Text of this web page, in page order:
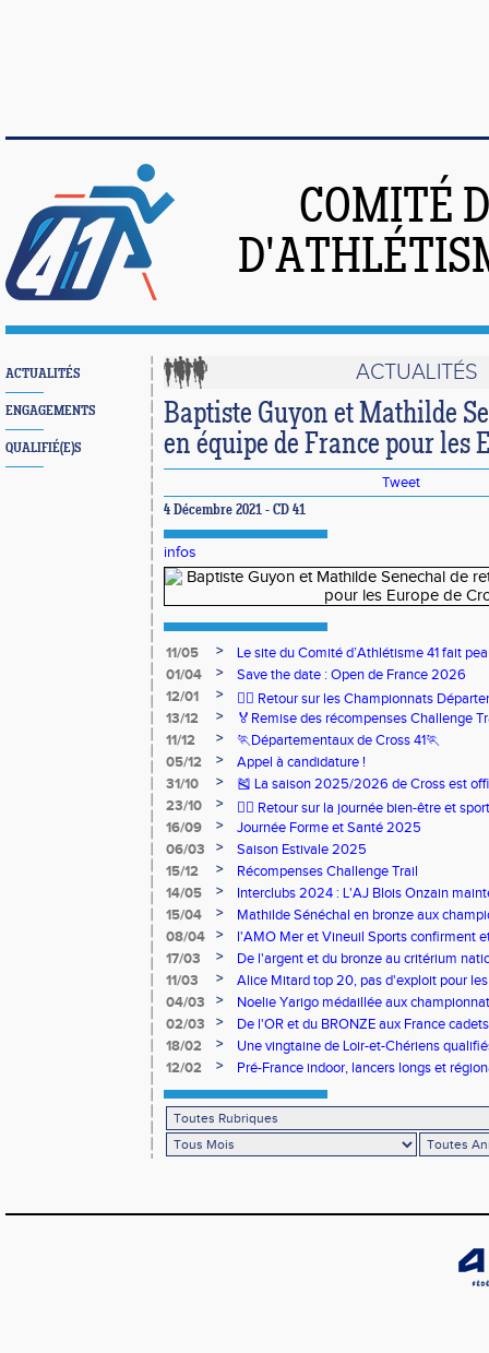
COMITÉ
ACTUALITÉS
ENGAGEMENTS
QUALIFIÉ(E)S
ACTUALITÉS
Baptiste Guyon et Mathilde
en équipe de France pour les
Tweet
4 Décembre 2021 - CD 41
infos
11/05 >
Le site du Comité d’Athlétisme 41 fait
01/04
>
Save the date : Open de France 2026
12/01
>
🏃‍♂️ Retour sur les Championnats
13/12
>
🏅Remise des récompenses Challenge
11/12
>
🏃Départementaux de Cross 41🏃
05/12
>
Appel à candidature !
31/10
>
🎽 La saison 2025/2026 de Cross est
23/10
>
🧘‍♀️ Retour sur la journée bien-être et
16/09
>
Journée Forme et Santé 2025
06/03
>
Saison Estivale 2025
15/12
>
Récompenses Challenge Trail
14/05
>
Interclubs 2024 : L'AJ Blois Onzain
Romorantin en N2B
15/04 >
Mathilde Sénéchal en bronze aux
08/04
>
l'AMO Mer et Vineuil Sports confirment
benjamins
17/03 >
De l'argent et du bronze au critérium
11/03
>
Alice Mitard top 20, pas d'exploit pour
04/03
>
Noelie Yarigo médaillée aux
02/03
>
De l'OR et du BRONZE aux France
18/02
>
Une vingtaine de Loir-et-Chériens
12/02
> Pré-France indoor, lancers longs et